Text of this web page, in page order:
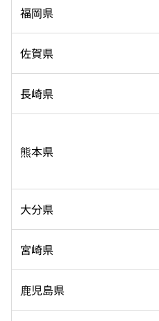
福岡県
佐賀県
長崎県
熊本県
大分県
宮崎県
鹿児島県